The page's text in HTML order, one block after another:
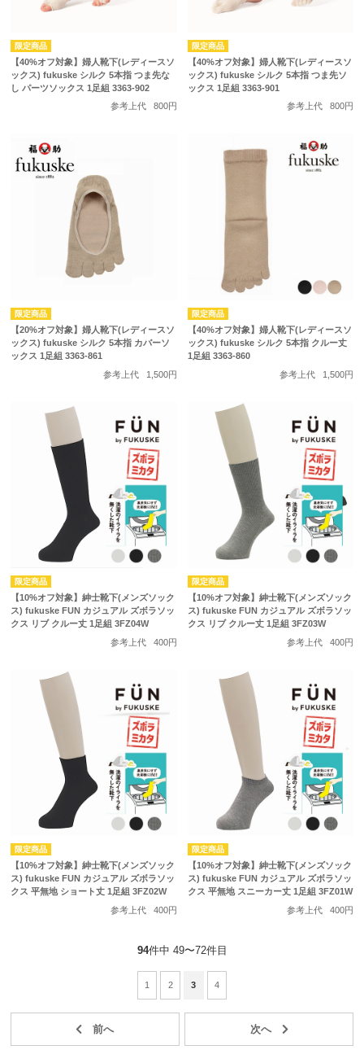
【40%オフ対象】婦人靴下(レディースソ
ックス) fukuske シルク 5本指 つま先な
し パーツソックス 1足組 3363-902
参考上代
800円
【40%オフ対象】婦人靴下(レディースソ
ックス) fukuske シルク 5本指 つま先ソ
ックス 1足組 3363-901
参考上代
800円
【20%オフ対象】婦人靴下(レディースソ
ックス) fukuske シルク 5本指 カバーソ
ックス 1足組 3363-861
参考上代
1,500円
【40%オフ対象】婦人靴下(レディースソ
ックス) fukuske シルク 5本指 クルー丈
1足組 3363-860
参考上代
1,500円
【10%オフ対象】紳士靴下(メンズソック
ス) fukuske FUN カジュアル ズボラソッ
クス リブ クルー丈 1足組 3FZ04W
参考上代
400円
【10%オフ対象】紳士靴下(メンズソック
ス) fukuske FUN カジュアル ズボラソッ
クス リブ クルー丈 1足組 3FZ03W
参考上代
400円
【10%オフ対象】紳士靴下(メンズソック
ス) fukuske FUN カジュアル ズボラソッ
クス 平無地 ショート丈 1足組 3FZ02W
参考上代
400円
【10%オフ対象】紳士靴下(メンズソック
ス) fukuske FUN カジュアル ズボラソッ
クス 平無地 スニーカー丈 1足組 3FZ01W
参考上代
400円
94件中 49〜72件目
1 2 3 4